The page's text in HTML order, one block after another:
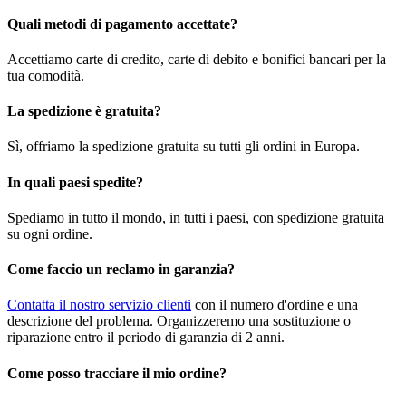
Quali metodi di pagamento accettate?
Accettiamo carte di credito, carte di debito e bonifici bancari per la
tua comodità.
La spedizione è gratuita?
Sì, offriamo la spedizione gratuita su tutti gli ordini in Europa.
In quali paesi spedite?
Spediamo in tutto il mondo, in tutti i paesi, con spedizione gratuita
su ogni ordine.
Come faccio un reclamo in garanzia?
Contatta il nostro servizio clienti con il numero d'ordine e una
descrizione del problema. Organizzeremo una sostituzione o
riparazione entro il periodo di garanzia di 2 anni.
Come posso tracciare il mio ordine?